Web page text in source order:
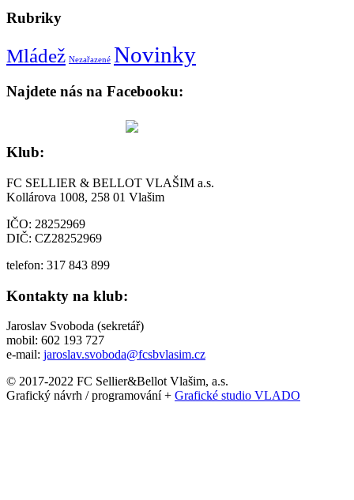
Rubriky
Mládež Nezařazené Novinky
Najdete nás na Facebooku:
Klub:
FC SELLIER & BELLOT VLAŠIM a.s.
Kollárova 1008, 258 01 Vlašim
IČO: 28252969
DIČ: CZ28252969
telefon: 317 843 899
Kontakty na klub:
Jaroslav Svoboda (sekretář)
mobil: 602 193 727
e-mail: jaroslav.svoboda@fcsbvlasim.cz
© 2017-2022 FC Sellier&Bellot Vlašim, a.s.
Grafický návrh / programování + Grafické studio VLADO